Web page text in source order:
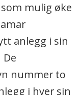
mulig øke
anlegg i sin
nummer to
i hver sin